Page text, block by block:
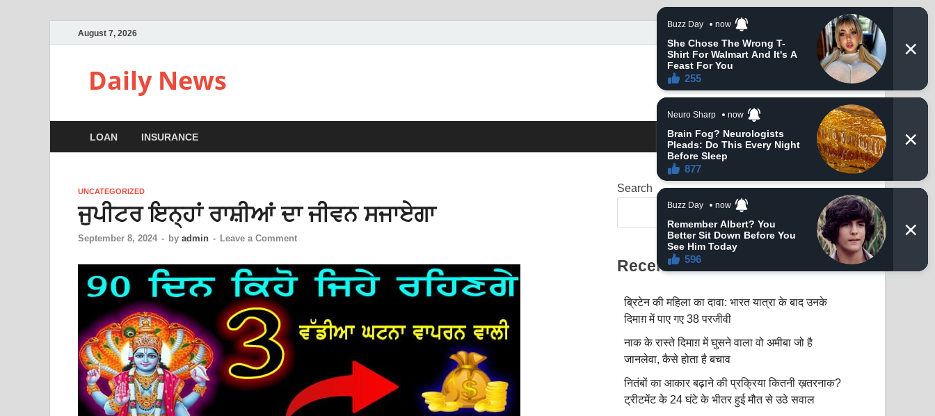
August 7, 2026
Daily News
LOAN INSURANCE
UNCATEGORIZED
ਜੁਪੀਟਰ ਇਨ੍ਹਾਂ ਰਾਸ਼ੀਆਂ ਦਾ ਜੀਵਨ ਸਜਾਏਗਾ
September 8, 2024 - by admin - Leave a Comment
Search
Recent Posts
ब्रिटेन की महिला का दावा: भारत यात्रा के बाद उनके
दिमाग़ में पाए गए 38 परजीवी
नाक के रास्ते दिमाग़ में घुसने वाला वो अमीबा जो है
जानलेवा, कैसे होता है बचाव
नितंबों का आकार बढ़ाने की प्रक्रिया कितनी ख़तरनाक?
ट्रीटमेंट के 24 घंटे के भीतर हुई मौत से उठे सवाल